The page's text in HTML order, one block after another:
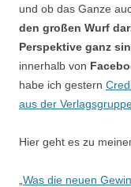
und ob das Ganze
den großen Wurf
Perspektive ganz
innerhalb von
habe ich gestern
aus der
Hier geht es zu
Was die neuen